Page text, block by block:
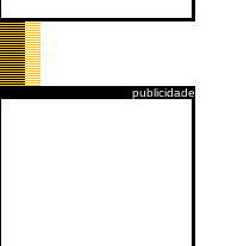
publicidade